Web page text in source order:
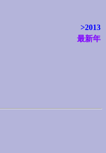
>2013
最新年